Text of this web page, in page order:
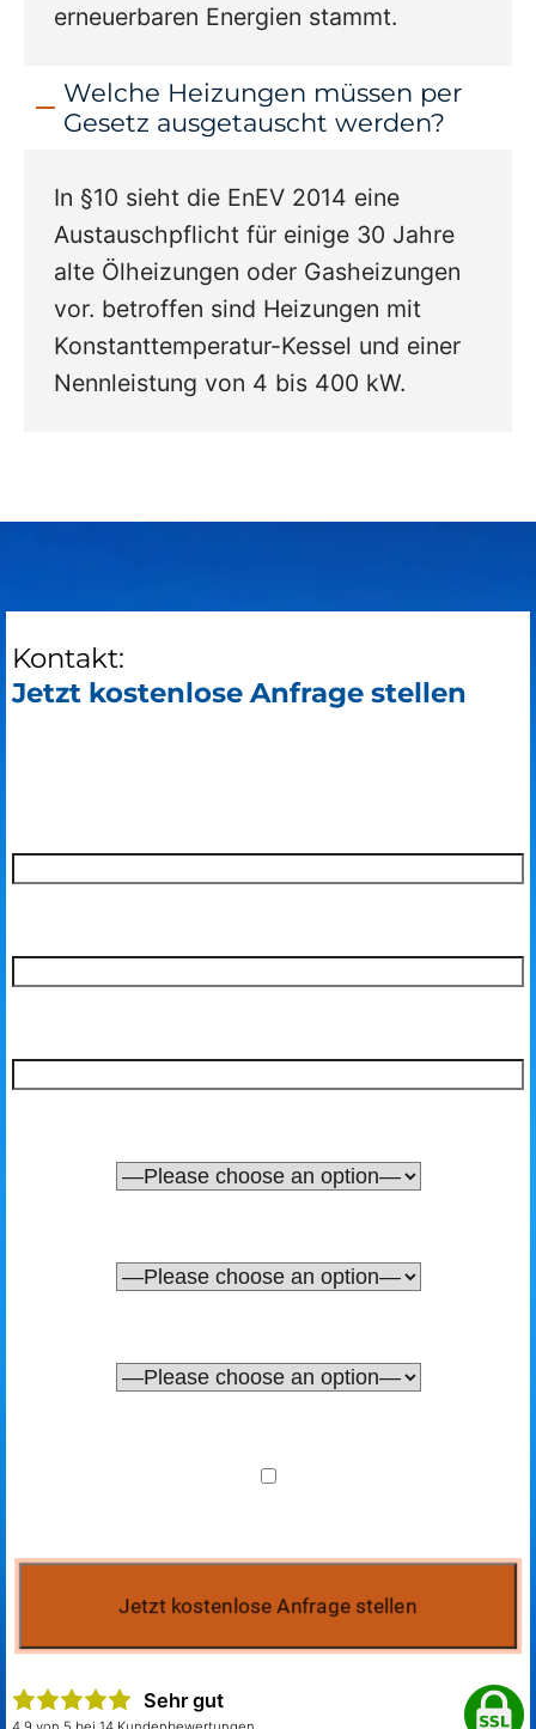
erneuerbaren Energien stammt.
Welche Heizungen müssen per
Gesetz ausgetauscht werden?
In §10 sieht die EnEV 2014 eine
Austauschpflicht für einige 30 Jahre
alte Ölheizungen oder Gasheizungen
vor. betroffen sind Heizungen mit
Konstanttemperatur-Kessel und einer
Nennleistung von 4 bis 400 kW.
Kontakt:
Jetzt kostenlose Anfrage stellen
Sehr gut